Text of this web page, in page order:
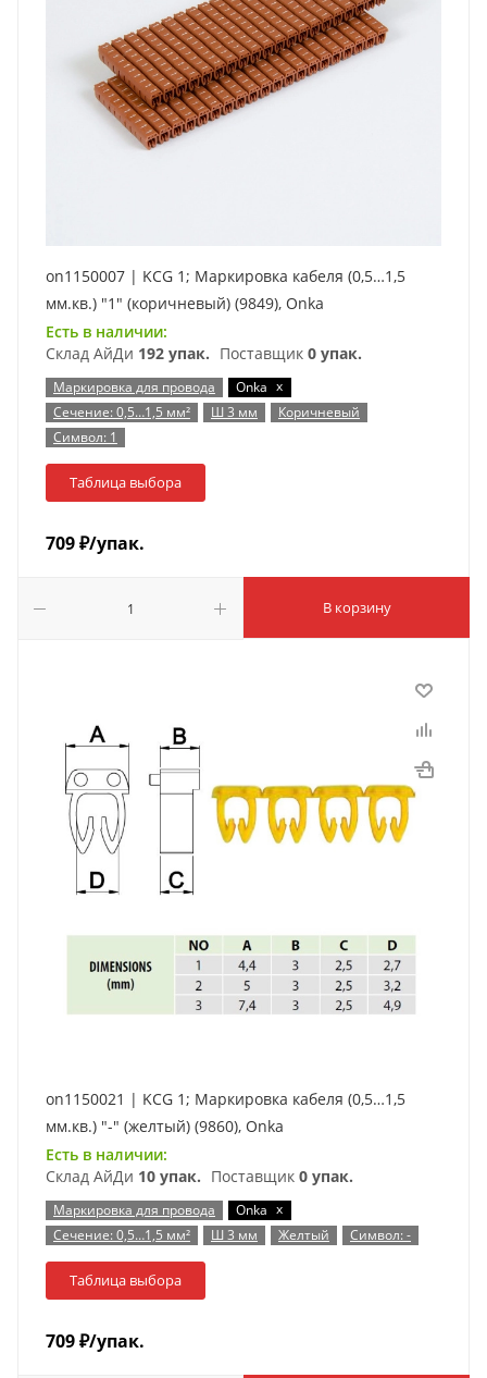
on1150007 | KCG 1; Маркировка кабеля (0,5…1,5
мм.кв.) "1" (коричневый) (9849), Onka
Есть в наличии:
Склад АйДи 192 упак. Поставщик 0 упак.
Маркировка для провода Onka x
Сечение: 0,5…1,5 мм²
Ш 3 мм
Коричневый
Символ: 1
Таблица выбора
709₽/упак.
В корзину
on1150021 | KCG 1; Маркировка кабеля (0,5…1,5
мм.кв.) "-" (желтый) (9860), Onka
Есть в наличии:
Склад АйДи 10 упак. Поставщик 0 упак.
Маркировка для провода Onka x
Сечение: 0,5…1,5 мм²
Ш 3 мм Желтый Символ: -
Таблица выбора
709₽/упак.